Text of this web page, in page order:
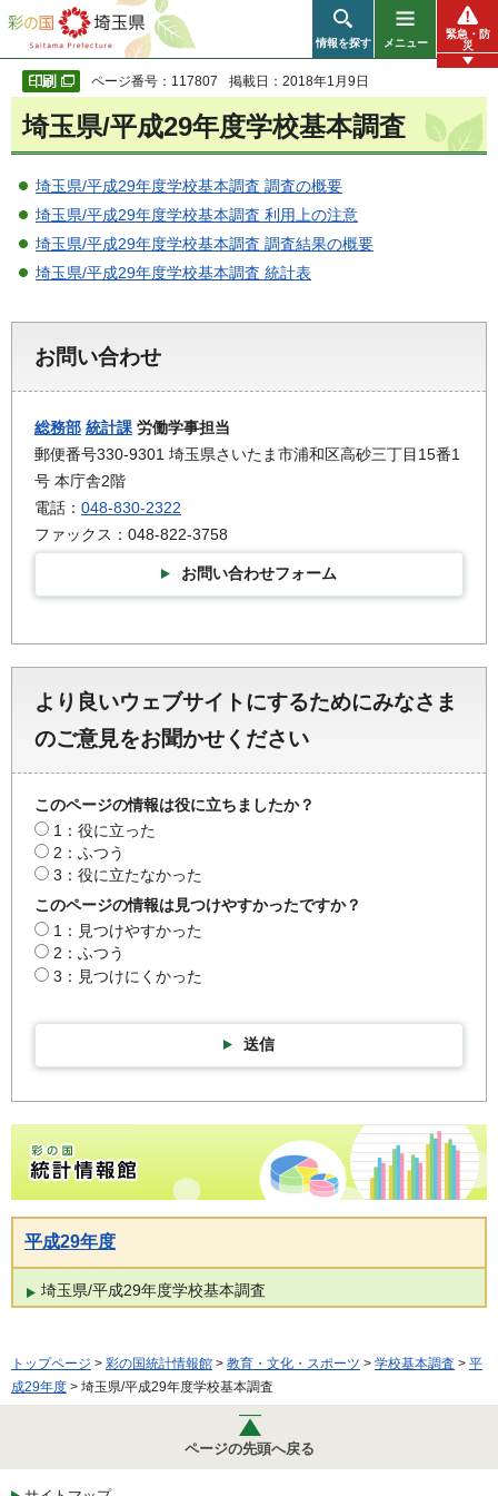
彩の国 埼玉県
情報を探す メニュー
緊急・防
災
ページ番号：117807 掲載日：2018年1月9日
埼玉県/平成29年度学校基本調査
埼玉県/平成29年度学校基本調査 調査の概要
埼玉県/平成29年度学校基本調査 利用上の注意
埼玉県/平成29年度学校基本調査 調査結果の概要
埼玉県/平成29年度学校基本調査 統計表
お問い合わせ
総務部 統計課 労働学事担当
郵便番号330-9301 埼玉県さいたま市浦和区高砂三丁目15番1
号 本庁舎2階
電話： 048-830-2322
ファックス：048-822-3758
お問い合わせフォーム
より良いウェブサイトにするためにみなさま
のご意見をお聞かせください
このページの情報は役に立ちましたか？
1：役に立った
2：ふつう
3：役に立たなかった
このページの情報は見つけやすかったですか？
1：見つけやすかった
2：ふつう
3：見つけにくかった
送信
彩の国統計情報館トップページ
平成29年度
埼玉県/平成29年度学校基本調査
トップページ > 彩の国統計情報館 > 教育・文化・スポーツ > 学校基本調査 > 平
成29年度 > 埼玉県/平成29年度学校基本調査
ページの先頭へ戻る